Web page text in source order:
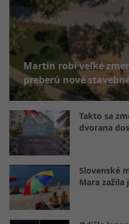
Martin robí veľké
preberú nové
Takto sa
dvorana
Slovenské
Mara zažila